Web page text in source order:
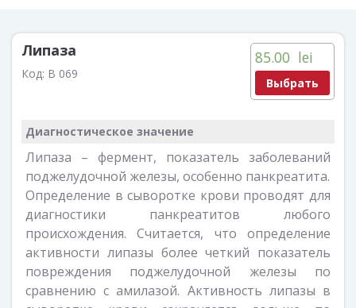
85.00 lei
Выбрать
Липаза
Код: B 069
Диагностическое значение
Липаза – фермент, показатель заболеваний
поджелудочной железы, особенно панкреатита.
Определение в сыворотке крови проводят для
диагностики панкреатитов любого
происхождения. Считается, что определение
активности липазы более четкий показатель
повреждения поджелудочной железы по
сравнению с амилазой. Активность липазы в